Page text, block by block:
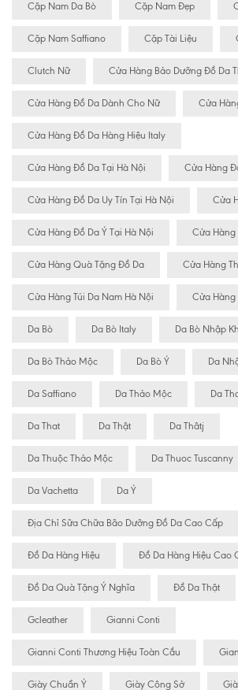
Cặp Nam Da Bò Cặp Nam Đẹp
Cặp Nam Saffiano Cặp Tài Liệu
Clutch Nữ Cửa Hàng Bảo Dưỡng Đồ Da
Cửa Hàng Đồ Da Dành Cho Nữ Cửa
Cửa Hàng Đồ Da Hàng Hiệu Italy
Cửa Hàng Đồ Da Tại Hà Nội Cửa Hàng
Cửa Hàng Đồ Da Uy Tín Tại Hà Nội Cửa
Cửa Hàng Đồ Da Ý Tại Hà Nội Cửa Hàng
Cửa Hàng Quà Tặng Đồ Da Cửa Hàng
Cửa Hàng Túi Da Nam Hà Nội Cửa Hàng
Da Bò Da Bò Italy Da Bò Nhập
Da Bò Thảo Mộc Da Bò Ý Da
Da Saffiano Da Thảo Mộc Da
Da That Da Thật Da Thâtj
Da Thuộc Thảo Mộc Da Thuoc Tuscanny
Da Vachetta Da Ý
Địa Chỉ Sữa Chữa Bão Dưỡng Đồ Da Cao Cấp
Đồ Da Hàng Hiệu Đồ Da Hàng Hiệu Cao
Đồ Da Quà Tặng Ý Nghĩa Đồ Da Thật
Gcleather Gianni Conti
Gianni Conti Thương Hiệu Toàn Cầu
Giày Chuẩn Ý Giày Công Sở